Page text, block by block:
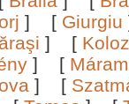
] [ Giurgiu
] [
] [
] [